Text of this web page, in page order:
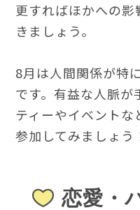
更すればほかへの
きましょう。
8月は人間関係が特
です。有益な人脈が
ティーやイベントな
参加してみましょう
恋愛・